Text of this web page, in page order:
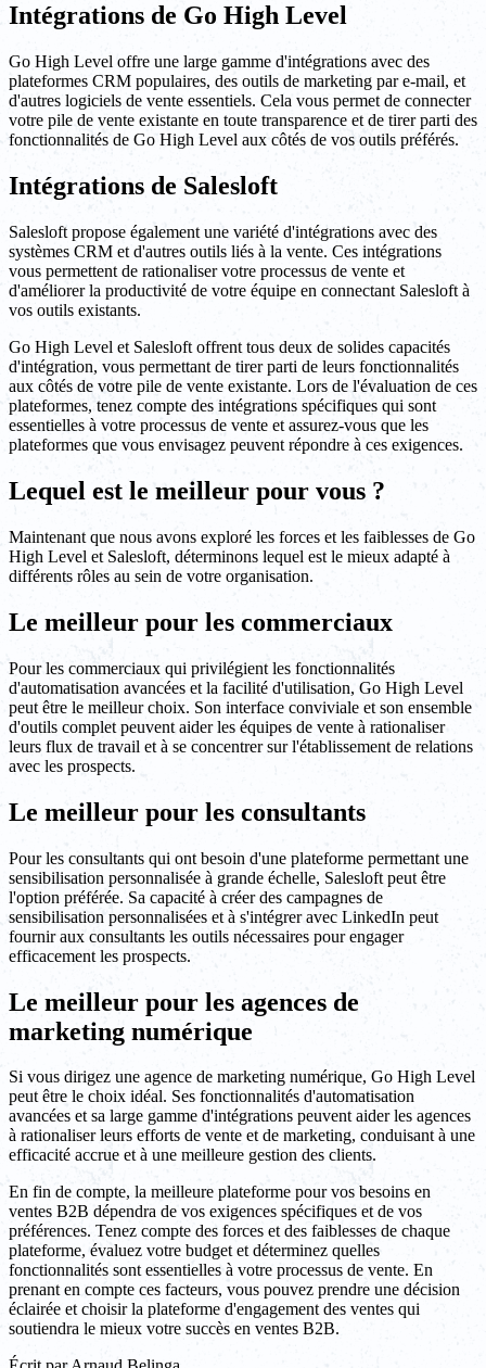
Intégrations de Go High Level
Go High Level offre une large gamme d'intégrations avec des
plateformes CRM populaires, des outils de marketing par e-mail, et
d'autres logiciels de vente essentiels. Cela vous permet de connecter
votre pile de vente existante en toute transparence et de tirer parti des
fonctionnalités de Go High Level aux côtés de vos outils préférés.
Intégrations de Salesloft
Salesloft propose également une variété d'intégrations avec des
systèmes CRM et d'autres outils liés à la vente. Ces intégrations
vous permettent de rationaliser votre processus de vente et
d'améliorer la productivité de votre équipe en connectant Salesloft à
vos outils existants.
Go High Level et Salesloft offrent tous deux de solides capacités
d'intégration, vous permettant de tirer parti de leurs fonctionnalités
aux côtés de votre pile de vente existante. Lors de l'évaluation de ces
plateformes, tenez compte des intégrations spécifiques qui sont
essentielles à votre processus de vente et assurez-vous que les
plateformes que vous envisagez peuvent répondre à ces exigences.
Lequel est le meilleur pour vous ?
Maintenant que nous avons exploré les forces et les faiblesses de Go
High Level et Salesloft, déterminons lequel est le mieux adapté à
différents rôles au sein de votre organisation.
Le meilleur pour les commerciaux
Pour les commerciaux qui privilégient les fonctionnalités
d'automatisation avancées et la facilité d'utilisation, Go High Level
peut être le meilleur choix. Son interface conviviale et son ensemble
d'outils complet peuvent aider les équipes de vente à rationaliser
leurs flux de travail et à se concentrer sur l'établissement de relations
avec les prospects.
Le meilleur pour les consultants
Pour les consultants qui ont besoin d'une plateforme permettant une
sensibilisation personnalisée à grande échelle, Salesloft peut être
l'option préférée. Sa capacité à créer des campagnes de
sensibilisation personnalisées et à s'intégrer avec LinkedIn peut
fournir aux consultants les outils nécessaires pour engager
efficacement les prospects.
Le meilleur pour les agences de
marketing numérique
Si vous dirigez une agence de marketing numérique, Go High Level
peut être le choix idéal. Ses fonctionnalités d'automatisation
avancées et sa large gamme d'intégrations peuvent aider les agences
à rationaliser leurs efforts de vente et de marketing, conduisant à une
efficacité accrue et à une meilleure gestion des clients.
En fin de compte, la meilleure plateforme pour vos besoins en
ventes B2B dépendra de vos exigences spécifiques et de vos
préférences. Tenez compte des forces et des faiblesses de chaque
plateforme, évaluez votre budget et déterminez quelles
fonctionnalités sont essentielles à votre processus de vente. En
prenant en compte ces facteurs, vous pouvez prendre une décision
éclairée et choisir la plateforme d'engagement des ventes qui
soutiendra le mieux votre succès en ventes B2B.